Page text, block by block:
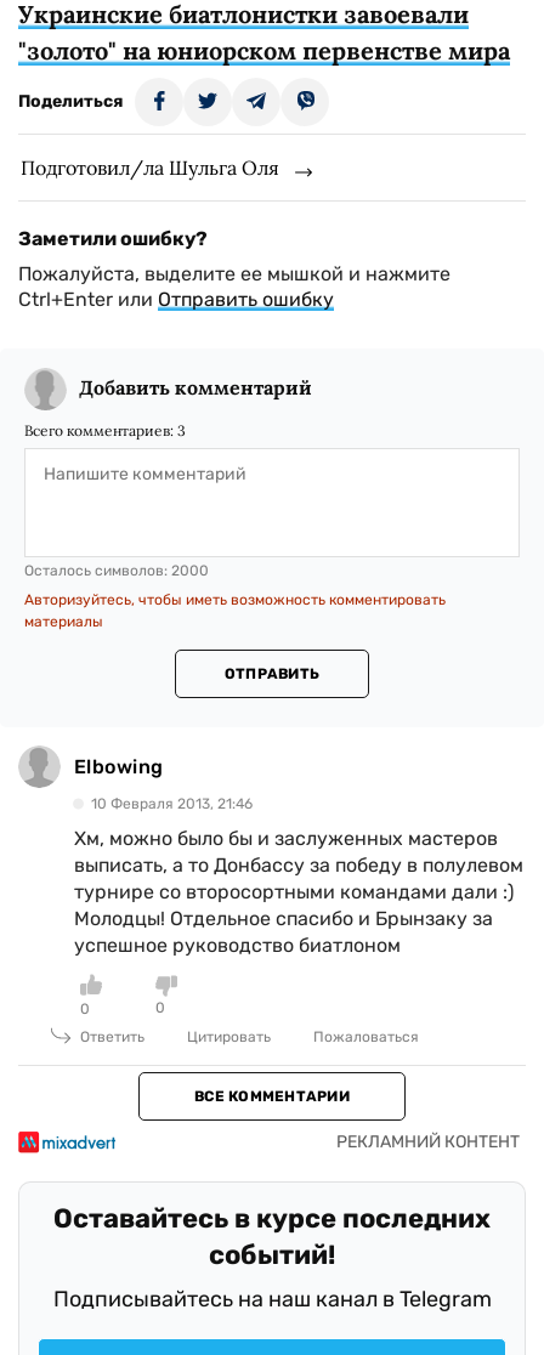
Украинские биатлонистки завоевали
"золото" на юниорском первенстве мира
Поделиться
Подготовил/ла Шульга Оля
Заметили ошибку?
Пожалуйста, выделите ее мышкой и нажмите
Ctrl+Enter или Отправить ошибку
Добавить комментарий
Всего комментариев: 3
Осталось символов: 2000
Авторизуйтесь, чтобы иметь возможность комментировать
материалы
ОТПРАВИТЬ
Elbowing
10 Февраля 2013, 21:46
Хм, можно было бы и заслуженных мастеров
выписать, а то Донбассу за победу в полулевом
турнире со второсортными командами дали :)
Молодцы! Отдельное спасибо и Брынзаку за
успешное руководство биатлоном
0
0
Ответить
Цитировать Пожаловаться
ВСЕ КОММЕНТАРИИ
Оставайтесь в курсе последних
событий!
Подписывайтесь на наш канал в Telegram